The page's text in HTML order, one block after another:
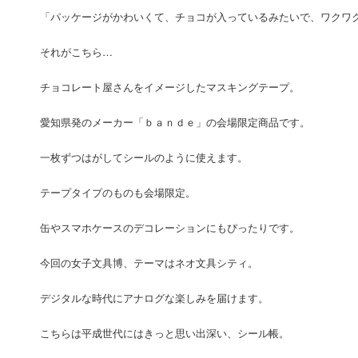
「パッケージがかわいくて、チョコが入っているみたいで、ワクワ
それがこちら…
チョコレート屋さんをイメージしたマスキングテープ。
愛知県発のメーカー「ｂａｎｄｅ」の会場限定商品です。
一枚ずつはがしてシールのように使えます。
テープタイプのものも会場限定。
缶やスマホケースのデコレーションにもぴったりです。
今回の女子文具博、テーマはネオ文具シティ。
デジタルな時代にアナログな楽しみを届けます。
こちらは平成世代にはきっと思い出深い、シール帳。